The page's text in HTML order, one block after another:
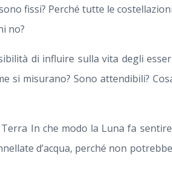
fissi? Perché tutte le
no?
di influire sulla vita degli
si misurano? Sono attendibili?
In che modo la Luna fa
d’acqua, perché non